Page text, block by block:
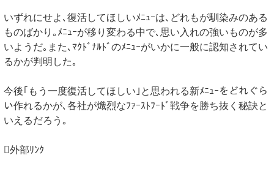
いずれにせよ､復活してほしいﾒﾆｭｰは､どれもが馴染みのある
ものばかり｡ﾒﾆｭｰが移り変わる中で､思い入れの強いものが多
いようだ｡また､ﾏｸﾄﾞﾅﾙﾄﾞのﾒﾆｭｰがいかに一般に認知されてい
るかが判明した｡
今後｢もう一度復活してほしい｣と思われる新ﾒﾆｭｰをどれぐら
い作れるかが､各社が熾烈なﾌｧｰｽﾄﾌｰﾄﾞ戦争を勝ち抜く秘訣と
いえるだろう｡
外部ﾘﾝｸ